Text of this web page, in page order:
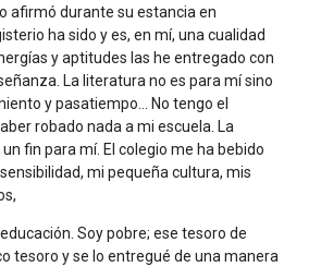
afirmó durante su estancia en
ha sido y es, en mí, una cualidad
y aptitudes las he entregado con
La literatura no es para mí sino
y pasatiempo… No tengo el
robado nada a mi escuela. La
fin para mí. El colegio me ha bebido
mi pequeña cultura, mis
Soy pobre; ese tesoro de
tesoro y se lo entregué de una manera
de una educación pluralista,
en la inclusión de los niños pobres e
y de los discapacitados.»
que no hay nada en ella que le